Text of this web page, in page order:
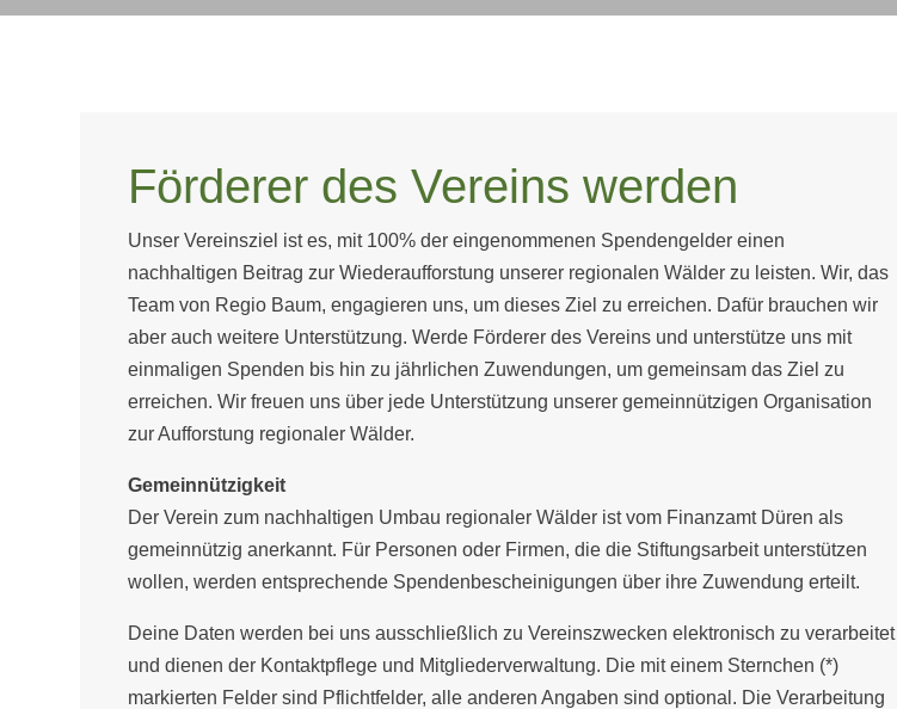
Förderer des Vereins werden
Unser Vereinsziel ist es, mit 100% der eingenommenen Spendengelder einen
nachhaltigen Beitrag zur Wiederaufforstung unserer regionalen Wälder zu leisten. Wir, das
Team von Regio Baum, engagieren uns, um dieses Ziel zu erreichen. Dafür brauchen wir
aber auch weitere Unterstützung. Werde Förderer des Vereins und unterstütze uns mit
einmaligen Spenden bis hin zu jährlichen Zuwendungen, um gemeinsam das Ziel zu
erreichen. Wir freuen uns über jede Unterstützung unserer gemeinnützigen Organisation
zur Aufforstung regionaler Wälder.
Gemeinnützigkeit
Der Verein zum nachhaltigen Umbau regionaler Wälder ist vom Finanzamt Düren als
gemeinnützig anerkannt. Für Personen oder Firmen, die die Stiftungsarbeit unterstützen
wollen, werden entsprechende Spendenbescheinigungen über ihre Zuwendung erteilt.
Deine Daten werden bei uns ausschließlich zu Vereinszwecken elektronisch zu verarbeitet
und dienen der Kontaktpflege und Mitgliederverwaltung. Die mit einem Sternchen (*)
markierten Felder sind Pflichtfelder, alle anderen Angaben sind optional. Die Verarbeitung